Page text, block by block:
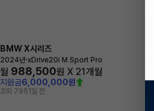
BMW X시리즈
2024년·xDrive20i M Sport Pro
월 988,500원 X 21개월
지원금6,000,000원
조회 7951일 전